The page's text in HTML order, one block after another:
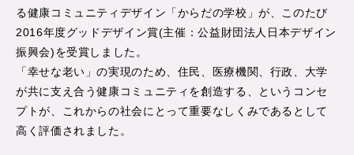
る健康コミュニティデザイン「からだの学校」が、このたび
2016年度グッドデザイン賞(主催：公益財団法人日本デザイン
振興会)を受賞しました。
「幸せな老い」の実現のため、住民、医療機関、行政、大学
が共に支え合う健康コミュニティを創造する、というコンセ
プトが、これからの社会にとって重要なしくみであるとして
高く評価されました。